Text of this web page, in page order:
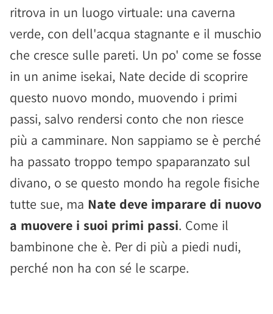
ritrova in un luogo virtuale: una caverna
verde, con dell'acqua stagnante e il muschio
che cresce sulle pareti. Un po' come se fosse
in un anime isekai, Nate decide di scoprire
questo nuovo mondo, muovendo i primi
passi, salvo rendersi conto che non riesce
più a camminare. Non sappiamo se è perché
ha passato troppo tempo spaparanzato sul
divano, o se questo mondo ha regole fisiche
tutte sue, ma Nate deve imparare di nuovo
a muovere i suoi primi passi. Come il
bambinone che è. Per di più a piedi nudi,
perché non ha con sé le scarpe.